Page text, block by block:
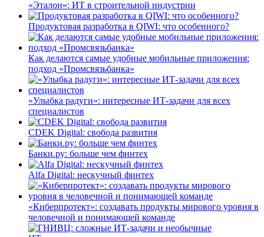
«Эталон»: ИТ в строительной индустрии
Продуктовая разработка в QIWI: что особенного?
Как делаются самые удобные мобильные приложения:
подход «Промсвязьбанка»
«Улыбка радуги»: интересные ИТ-задачи для всех
специалистов
CDEK Digital: свобода развития
Банки.ру: больше чем финтех
Alfa Digital: нескучный финтех
«Киберпротект»: создавать продукты мирового уровня в
человечной и понимающей команде